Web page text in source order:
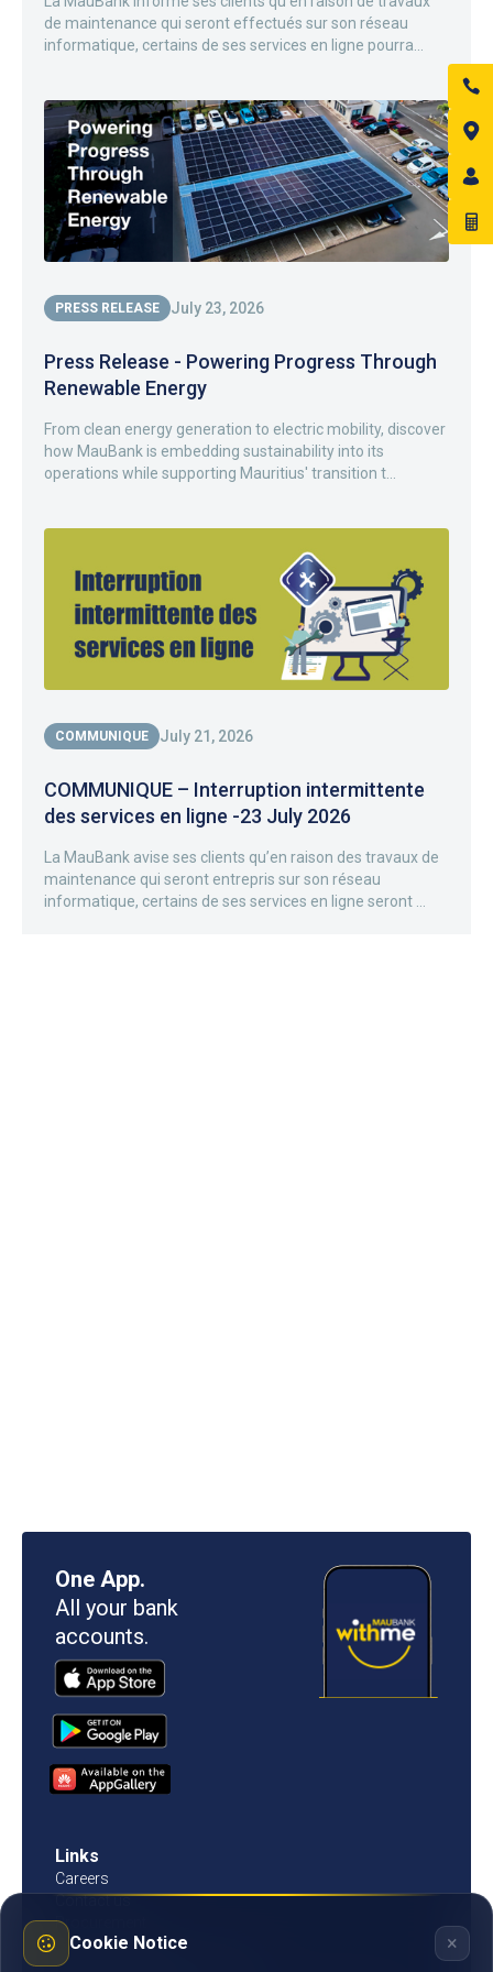
de maintenance qui seront effectués sur son réseau
informatique, certains de ses services en ligne pourra...
PRESS RELEASE July 23, 2026
Press Release - Powering Progress Through
Renewable Energy
From clean energy generation to electric mobility, discover
how MauBank is embedding sustainability into its
operations while supporting Mauritius' transition t...
COMMUNIQUE July 21, 2026
COMMUNIQUE – Interruption intermittente
des services en ligne -23 July 2026
La MauBank avise ses clients qu’en raison des travaux de
maintenance qui seront entrepris sur son réseau
informatique, certains de ses services en ligne seront ...
Cookie Notice ×
One App.
All your bank
accounts.
Links
Careers
Contact us
Procurement
Customer Literacy
Rates, fees and charges